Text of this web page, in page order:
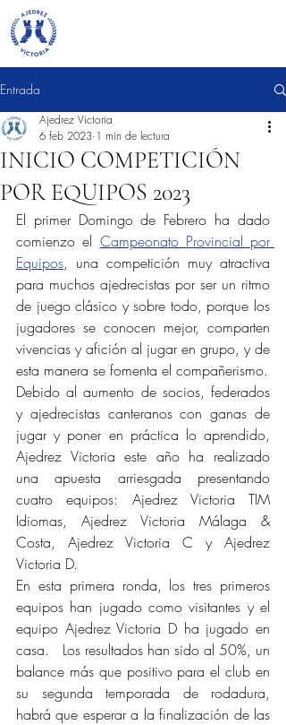
Entrada
INICIO COMPETICIÓN
POR EQUIPOS 2023
Ajedrez Victoria
6 feb 2023 1 min de lectura
El primer Domingo de Febrero ha dado
comienzo el Campeonato Provincial por
Equipos, una competición muy atractiva
para muchos ajedrecistas por ser un ritmo
de juego clásico y sobre todo, porque los
jugadores se conocen mejor, comparten
vivencias y afición al jugar en grupo, y de
esta manera se fomenta el compañerismo.
Debido al aumento de socios, federados
y ajedrecistas canteranos con ganas de
jugar y poner en práctica lo aprendido,
Ajedrez Victoria este año ha realizado
una apuesta arriesgada presentando
cuatro equipos: Ajedrez Victoria TIM
Idiomas, Ajedrez Victoria Málaga &
Costa, Ajedrez Victoria C y Ajedrez
Victoria D.
En esta primera ronda, los tres primeros
equipos han jugado como visitantes y el
equipo Ajedrez Victoria D ha jugado en
casa.   Los resultados han sido al 50%, un
balance más que positivo para el club en
su segunda temporada de rodadura,
habrá que esperar a la finalización de las